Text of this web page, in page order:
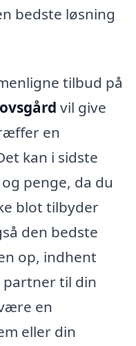
bedste løsning
tilbud på
vil give
en
kan i sidste
penge, da du
blot tilbyder
den bedste
op, indhent
til din
en
eller din